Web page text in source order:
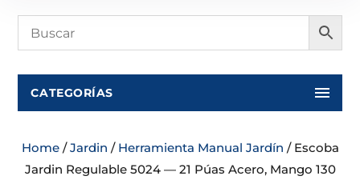
CATEGORÍAS
Home/Jardin / Herramienta Manual Jardín / Escoba
Jardin Regulable 5024 — 21 Púas Acero, Mango 130